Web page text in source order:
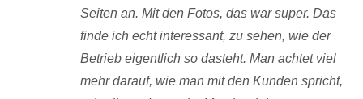
Seiten an. Mit den Fotos, das war super. Das
finde ich echt interessant, zu sehen, wie der
Betrieb eigentlich so dasteht. Man achtet viel
mehr darauf, wie man mit den Kunden spricht,